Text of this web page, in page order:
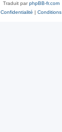
Traduit parphpBB-fr.com
Confidentialité | Conditions